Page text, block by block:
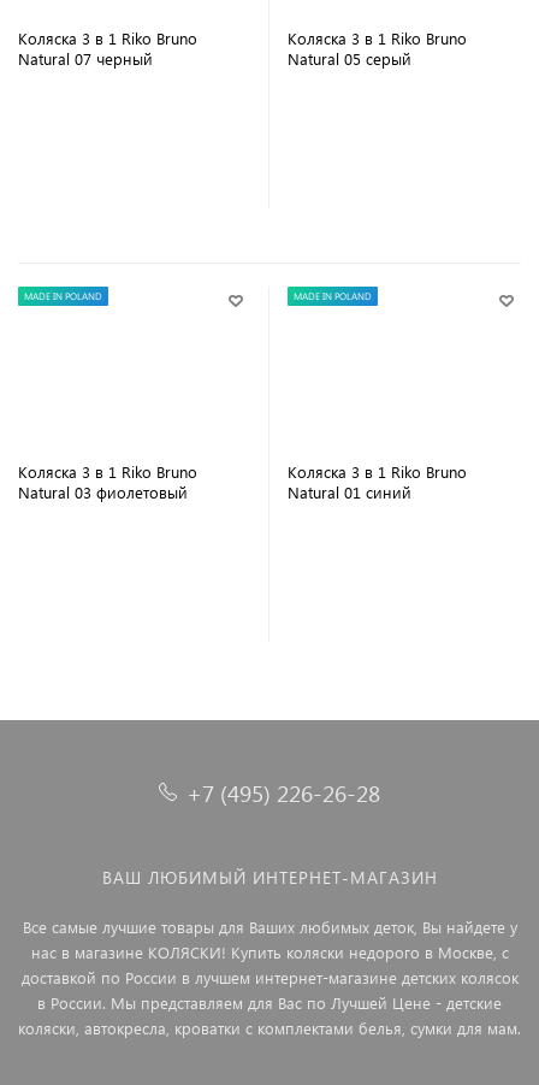
Коляска 3 в 1 Riko Bruno
Natural 07 черный
Коляска 3 в 1 Riko Bruno
Natural 05 серый
MADE IN POLAND
Коляска 3 в 1 Riko Bruno
Natural 03 фиолетовый
MADE IN POLAND
Коляска 3 в 1 Riko Bruno
Natural 01 синий
+7 (495) 226-26-28
ВАШ ЛЮБИМЫЙ ИНТЕРНЕТ-МАГАЗИН
Все самые лучшие товары для Ваших любимых деток, Вы найдете у
нас в магазине КОЛЯСКИ! Купить коляски недорого в Москве, с
доставкой по России в лучшем интернет-магазине детских колясок
в России. Мы представляем для Вас по Лучшей Цене - детские
коляски, автокресла, кроватки с комплектами белья, сумки для мам.